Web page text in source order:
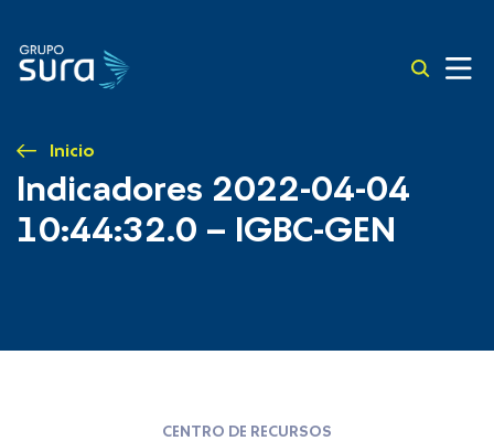
Inicio
Indicadores 2022-04-04
10:44:32.0 – IGBC-GEN
CENTRO DE RECURSOS